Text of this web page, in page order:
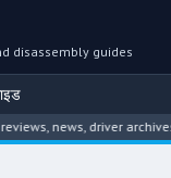
disassembly guides
driver archives, and